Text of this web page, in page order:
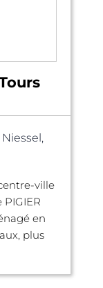
ville
PIGIER
en
plus